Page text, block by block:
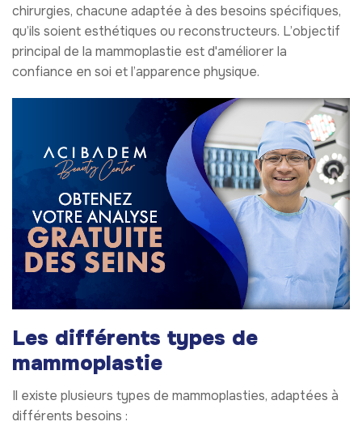
chirurgies, chacune adaptée à des besoins spécifiques,
qu’ils soient esthétiques ou reconstructeurs. L’objectif
principal de la mammoplastie est d'améliorer la
confiance en soi et l’apparence physique.
Les différents types de
mammoplastie
Il existe plusieurs types de mammoplasties, adaptées à
différents besoins :